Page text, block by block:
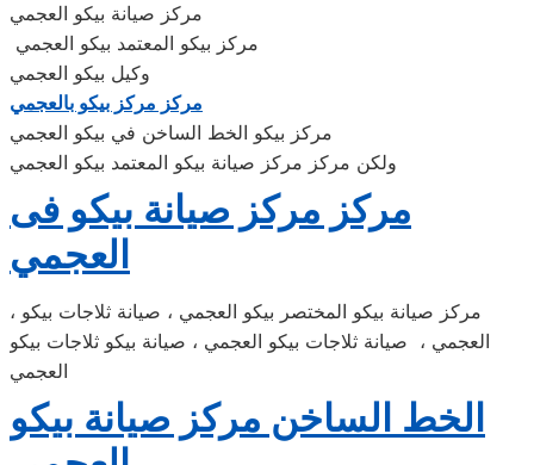
مركز صيانة بيكو العجمي
مركز بيكو المعتمد بيكو العجمي
وكيل بيكو العجمي
مركز مركز بيكو بالعجمي
مركز بيكو الخط الساخن في بيكو العجمي
ولكن مركز مركز صيانة بيكو المعتمد بيكو العجمي
مركز مركز صيانة بيكو فى
العجمي
، مركز صيانة بيكو المختصر بيكو العجمي ، صيانة ثلاجات بيكو
العجمي ، صيانة ثلاجات بيكو العجمي ، صيانة بيكو ثلاجات بيكو
العجمي
الخط الساخن مركز صيانة بيكو